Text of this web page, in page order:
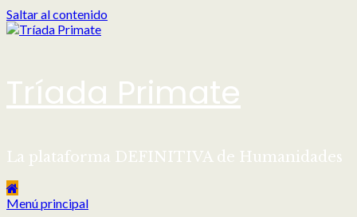
Saltar al contenido
Tríada Primate
La plataforma DEFINITIVA de Humanidades
Menú principal